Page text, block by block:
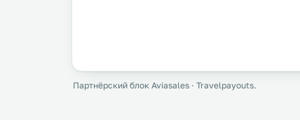
Партнёрский блок Aviasales · Travelpayouts.